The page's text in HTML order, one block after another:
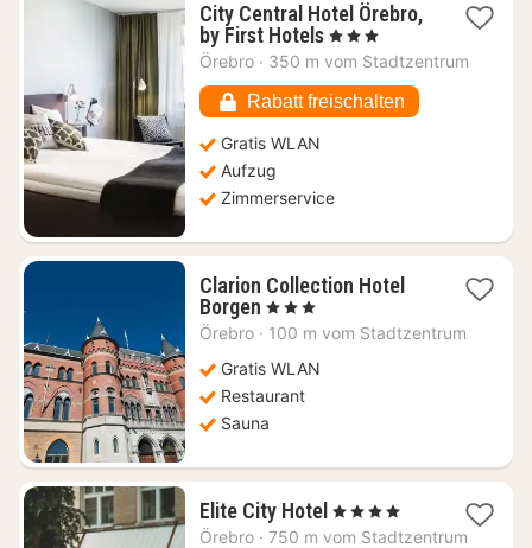
City Central Hotel Örebro,
by First Hotels1
Nacht
79,72
€
, 3 Sterne
Örebro · 350 m vom Stadtzentrum
Rabatt freischalten
Gratis WLAN
Aufzug
Zimmerservice
Clarion Collection Hotel
Borgen 1
Nacht
94,97
€
, 3 Sterne
Örebro · 100 m vom Stadtzentrum
Gratis WLAN
Restaurant
Sauna
Elite City Hotel 1
Nacht
, 4 Sterne
Örebro · 750 m vom Stadtzentrum